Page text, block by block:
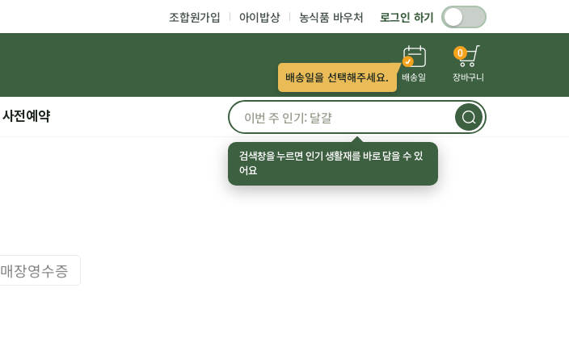
조합원가입 아이밥상 농식품 바우처 로그인 하기
배송일
배송일을 선택해주세요.
0
장바구니
사전예약
매장영수증
검색창을 누르면 인기 생활재를 바로 담을 수 있
어요